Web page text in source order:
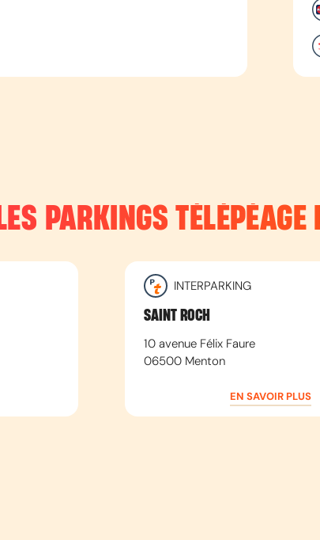
LES PARKINGS
INTERPARKING
SAINT ROCH
10 avenue Félix Faure
06500 Menton
EN SAVOIR PLUS